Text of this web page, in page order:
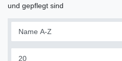
und gepflegt sind